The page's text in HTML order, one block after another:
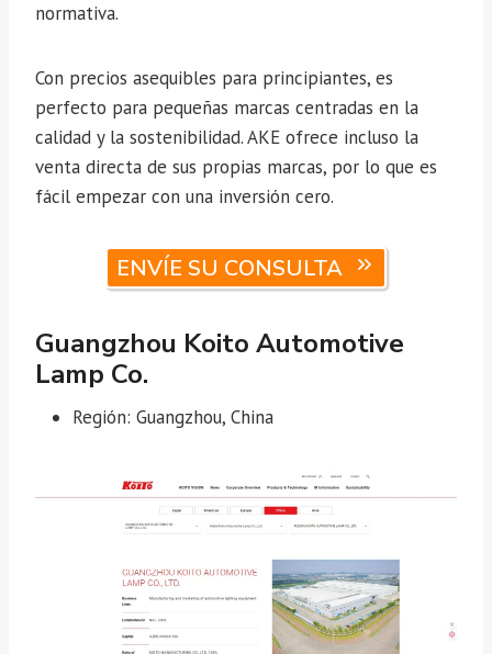
normativa.
Con precios asequibles para principiantes, es
perfecto para pequeñas marcas centradas en la
calidad y la sostenibilidad. AKE ofrece incluso la
venta directa de sus propias marcas, por lo que es
fácil empezar con una inversión cero.
ENVÍE SU CONSULTA
Guangzhou Koito Automotive
Lamp Co.
Región: Guangzhou, China